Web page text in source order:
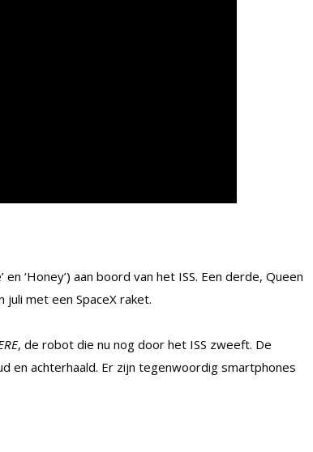
‘Honey’) aan boord van het ISS. Een derde, Queen
met een SpaceX raket.
, de robot die nu nog door het ISS zweeft. De
en achterhaald. Er zijn tegenwoordig smartphones